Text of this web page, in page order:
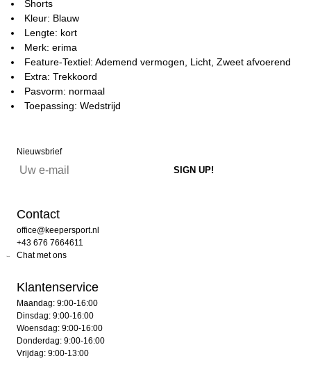
Shorts
Kleur: Blauw
Lengte: kort
Merk: erima
Feature-Textiel: Ademend vermogen, Licht, Zweet afvoerend
Extra: Trekkoord
Pasvorm: normaal
Toepassing: Wedstrijd
Nieuwsbrief
Contact
office@keepersport.nl
+43 676 7664611
Chat met ons
Klantenservice
Maandag: 9:00-16:00
Dinsdag: 9:00-16:00
Woensdag: 9:00-16:00
Donderdag: 9:00-16:00
Vrijdag: 9:00-13:00